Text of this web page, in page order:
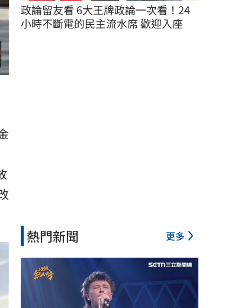
政論留友看 6大王牌政論一次看！24
小時不斷電的民主流水席 歡迎入座
熱門新聞 更多